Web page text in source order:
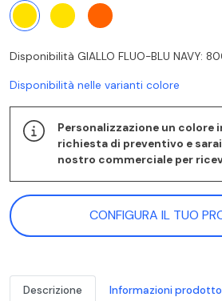
Disponibilità GIALLO FLUO-BLU NAVY:
Disponibilità nelle varianti colore
Personalizzazione un colore
richiesta di preventivo e
nostro commerciale per
CONFIGURA IL TUO
Descrizione Informazioni prodotto